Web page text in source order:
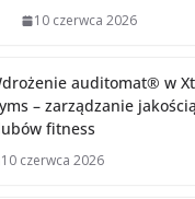
10 czerwca 2026
auditomat® w
– zarządzanie
fitness
10 czerwca 2026